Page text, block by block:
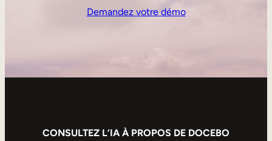
Demandez votre démo
CONSULTEZ L’IA À PROPOS DE DOCEBO